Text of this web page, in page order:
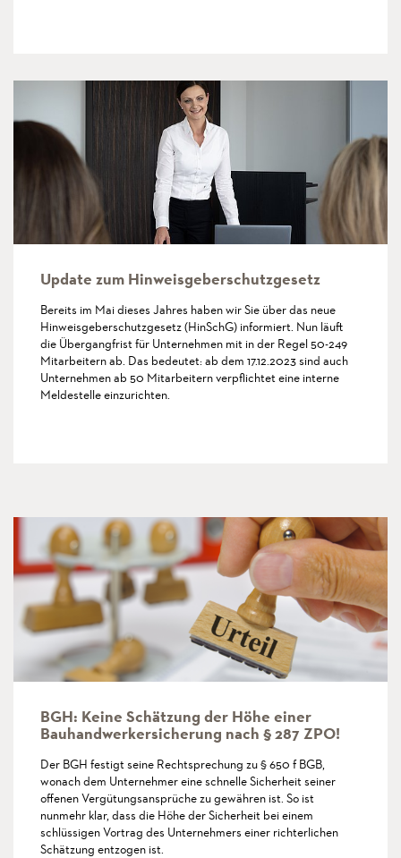
Update zum Hinweisgeberschutzgesetz
Bereits im Mai dieses Jahres haben wir Sie über das neue
Hinweisgeberschutzgesetz (HinSchG) informiert. Nun läuft
die Übergangfrist für Unternehmen mit in der Regel 50-249
Mitarbeitern ab. Das bedeutet: ab dem 17.12.2023 sind auch
Unternehmen ab 50 Mitarbeitern verpflichtet eine interne
Meldestelle einzurichten.
BGH: Keine Schätzung der Höhe einer
Bauhandwerkersicherung nach § 287 ZPO!
Der BGH festigt seine Rechtsprechung zu § 650 f BGB,
wonach dem Unternehmer eine schnelle Sicherheit seiner
offenen Vergütungsansprüche zu gewähren ist. So ist
nunmehr klar, dass die Höhe der Sicherheit bei einem
schlüssigen Vortrag des Unternehmers einer richterlichen
Schätzung entzogen ist.